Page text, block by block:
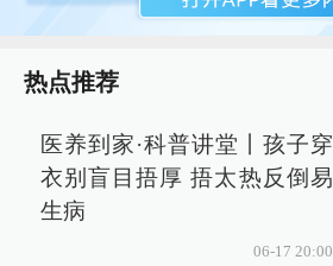
热点推荐
医养到家·科普讲堂丨孩子穿
衣别盲目捂厚 捂太热反倒易
生病
06-17 20:00